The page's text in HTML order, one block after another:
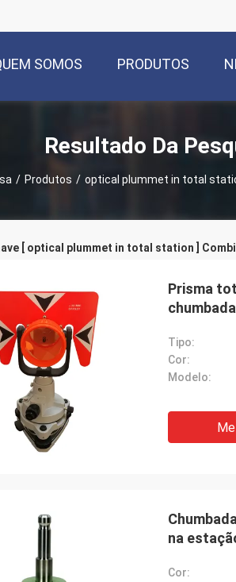
SOMOS PRODUTOS
Resultado Da
/ Produtos / optical plummet in total
[ optical plummet in total station ]
Prisma
Tipo:
Cor:
Modelo:
na
Cor: